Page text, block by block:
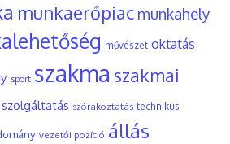
munkaerőpiac munkahely
művészet oktatás
sport szakma szakmai
szolgáltatás szórakoztatás technikus
vezetői pozíció állás